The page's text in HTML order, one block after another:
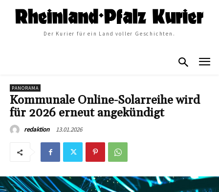
Der Kurier für ein Land voller Geschichten.
PANORAMA
Kommunale Online-Solarreihe wird
für 2026 erneut angekündigt
redaktion 13.01.2026